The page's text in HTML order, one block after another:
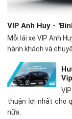
VIP Anh Huy -
Mỗi lái xe VIP Anh
hành khách và
thuận lợi nhất cho
nữa.